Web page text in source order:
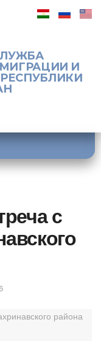
И
с